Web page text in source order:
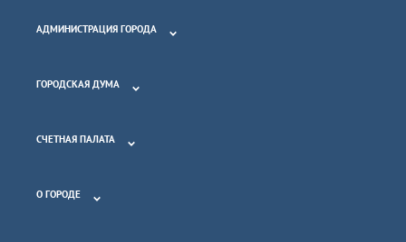
АДМИНИСТРАЦИЯ ГОРОДА
ГОРОДСКАЯ ДУМА
СЧЕТНАЯ ПАЛАТА
О ГОРОДЕ